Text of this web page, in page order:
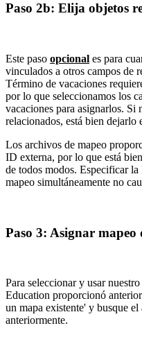
Paso 2b: Elija objetos
Este paso opcional es para
vinculados a otros campos de
Término de vacaciones
por lo que seleccionamos los
vacaciones para asignarlos. Si
relacionados, está bien dejarlo
Los archivos de mapeo
ID externa, por lo que está
de todos modos. Especificar
mapeo simultáneamente no
Paso 3: Asignar mapeo
Para seleccionar y usar
Education proporcionó
un mapa existente' y busque
anteriormente.